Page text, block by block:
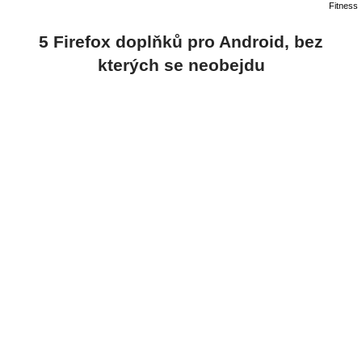
Fitness
5 Firefox doplňků pro Android, bez
kterých se neobejdu